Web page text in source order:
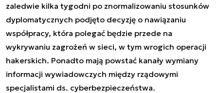
zaledwie kilka tygodni po znormalizowaniu stosunków
dyplomatycznych podjęto decyzję o nawiązaniu
współpracy, która polegać będzie przede na
wykrywaniu zagrożeń w sieci, w tym wrogich operacji
hakerskich. Ponadto mają powstać kanały wymiany
informacji wywiadowczych między rządowymi
specjalistami ds. cyberbezpieczeństwa.